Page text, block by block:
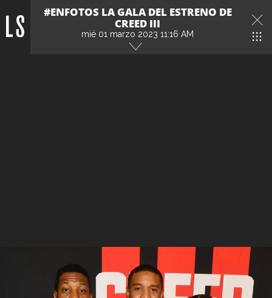
#ENFOTOS LA GALA DEL ESTRENO DE
CREED III
mié 01 marzo 2023 11:16 AM